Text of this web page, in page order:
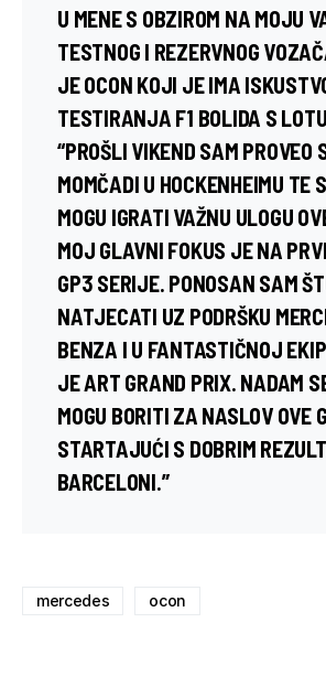
U MENE S OBZIROM NA MOJU
TESTNOG I REZERVNOG
JE OCON KOJI JE IMA
TESTIRANJA F1 BOLIDA S
“PROŠLI VIKEND SAM PROVEO
MOMČADI U HOCKENHEIMU TE
MOGU IGRATI VAŽNU ULOGU
MOJ GLAVNI FOKUS JE NA
GP3 SERIJE. PONOSAN SAM
NATJECATI UZ PODRŠKU
BENZA I U FANTASTIČNOJ
JE ART GRAND PRIX. NADAM
MOGU BORITI ZA NASLOV OVE
STARTAJUĆI S DOBRIM
BARCELONI.”
mercedes ocon